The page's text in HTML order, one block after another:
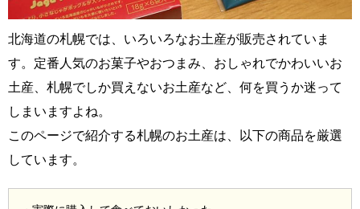
北海道の札幌では、いろいろなお土産が販売されていま
す。定番人気のお菓子やおつまみ、おしゃれでかわいいお
土産、札幌でしか買えないお土産など、何を買うか迷って
しまいますよね。
このページで紹介する札幌のお土産は、以下の商品を厳選
しています。